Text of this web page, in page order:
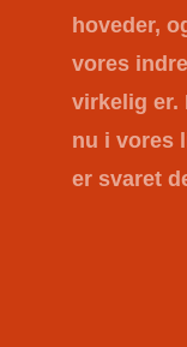
hoveder,
vores
virkelig er.
nu i vores
er svaret